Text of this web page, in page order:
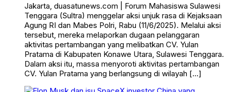
Jakarta, duasatunews.com | Forum Mahasiswa Sulawesi
Tenggara (Sultra) menggelar aksi unjuk rasa di Kejaksaan
Agung RI dan Mabes Polri, Rabu (11/6/2025). Melalui aksi
tersebut, mereka melaporkan dugaan pelanggaran
aktivitas pertambangan yang melibatkan CV. Yulan
Pratama di Kabupaten Konawe Utara, Sulawesi Tenggara.
Dalam aksi itu, massa menyoroti aktivitas pertambangan
CV. Yulan Pratama yang berlangsung di wilayah […]